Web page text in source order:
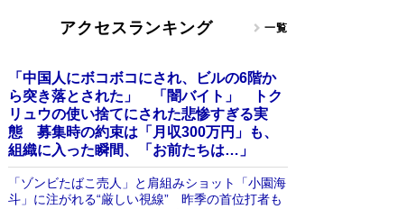
アクセスランキング 一覧
「中国人にボコボコにされ、ビルの6階か
ら突き落とされた」 「闇バイト」 トク
リュウの使い捨てにされた悲惨すぎる実
態 募集時の約束は「月収300万円」も、
組織に入った瞬間、「お前たちは…」
「ゾンビたばこ売人」と肩組みショット「小園海
斗」に注がれる“厳しい視線” 昨季の首位打者も